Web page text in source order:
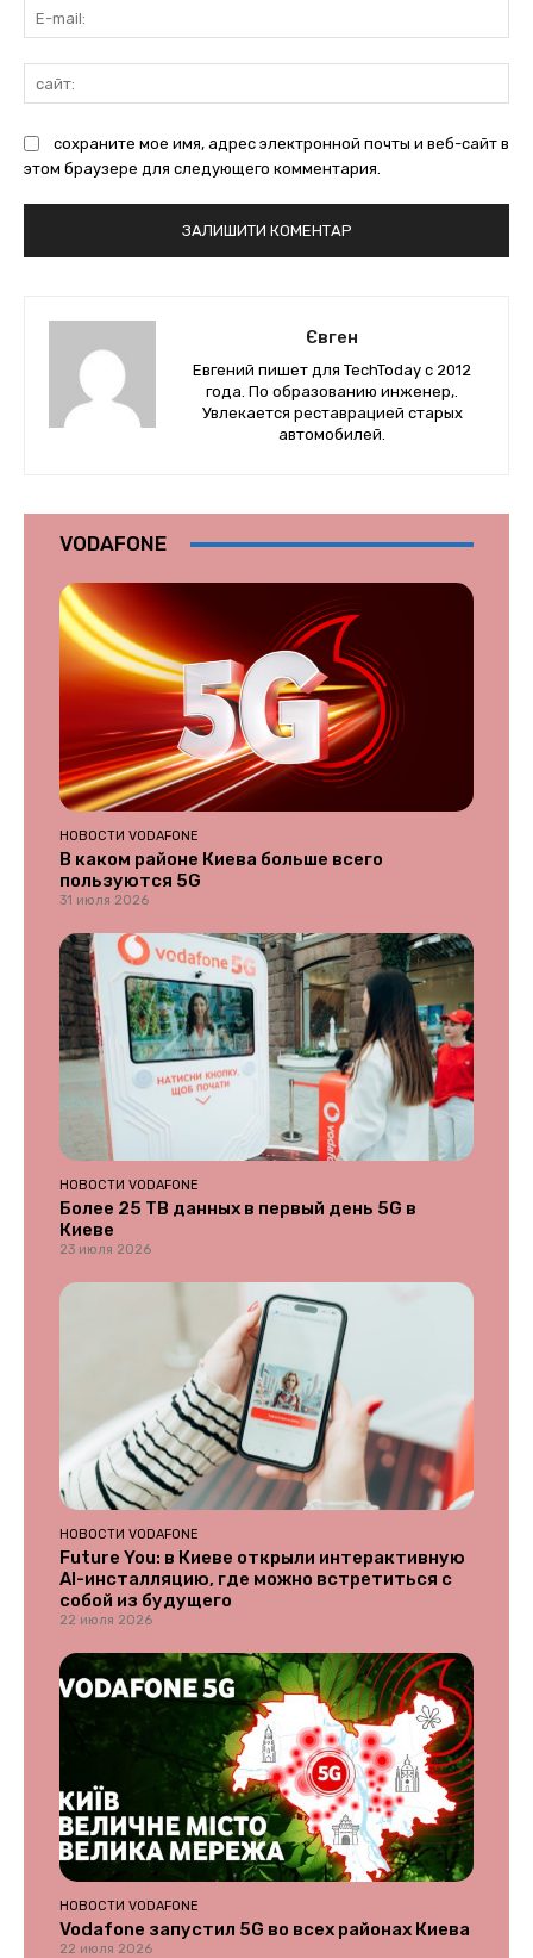
сохраните мое имя, адрес электронной почты и веб-сайт в
этом браузере для следующего комментария.
Євген
Евгений пишет для TechToday с 2012
года. По образованию инженер,.
Увлекается реставрацией старых
автомобилей.
VODAFONE
НОВОСТИ VODAFONE
В каком районе Киева больше всего
пользуются 5G
31 июля 2026
НОВОСТИ VODAFONE
Более 25 ТВ данных в первый день 5G в
Киеве
23 июля 2026
НОВОСТИ VODAFONE
Future You: в Киеве открыли интерактивную
AI-инсталляцию, где можно встретиться с
собой из будущего
22 июля 2026
НОВОСТИ VODAFONE
Vodafone запустил 5G во всех районах Киева
22 июля 2026